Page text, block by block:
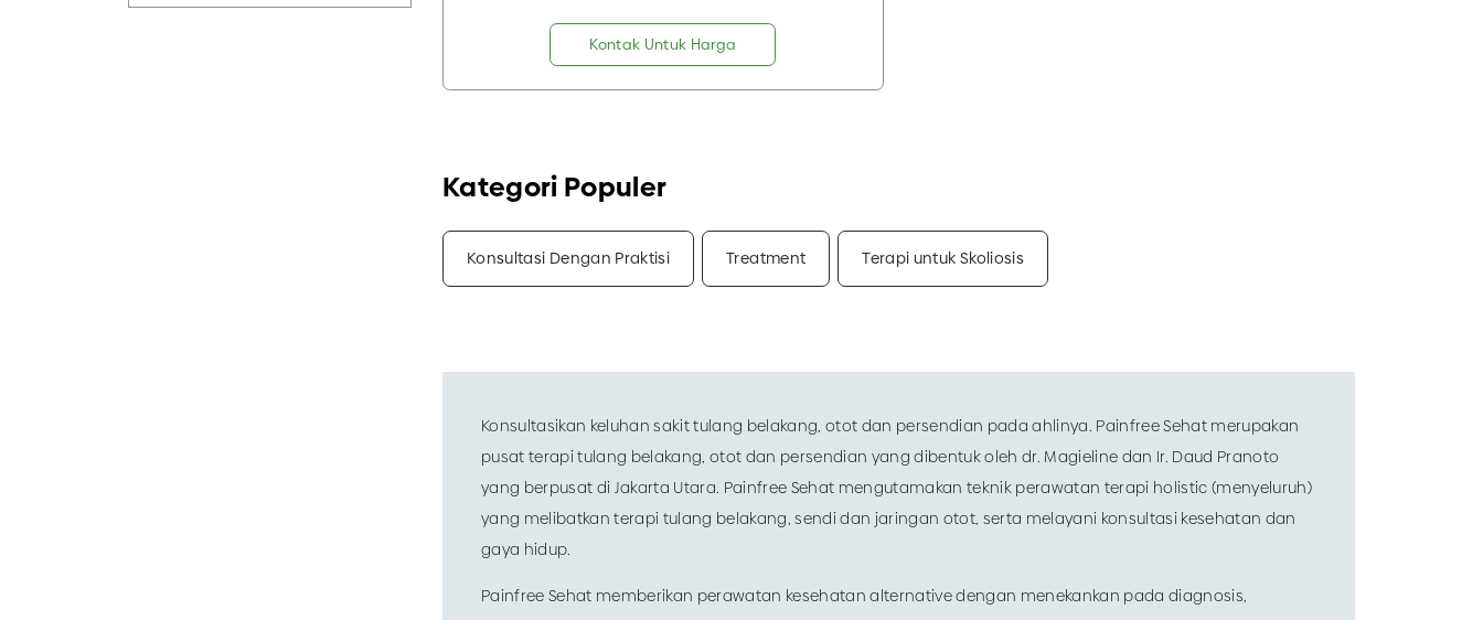
Kontak Untuk Harga
Kategori Populer
Konsultasi Dengan Praktisi Treatment Terapi untuk Skoliosis
Konsultasikan keluhan sakit tulang belakang, otot dan persendian pada ahlinya. Painfree Sehat merupakan
pusat terapi tulang belakang, otot dan persendian yang dibentuk oleh dr. Magieline dan Ir. Daud Pranoto
yang berpusat di Jakarta Utara. Painfree Sehat mengutamakan teknik perawatan terapi holistic (menyeluruh)
yang melibatkan terapi tulang belakang, sendi dan jaringan otot, serta melayani konsultasi kesehatan dan
gaya hidup.
Painfree Sehat memberikan perawatan kesehatan alternative dengan menekankan pada diagnosis,